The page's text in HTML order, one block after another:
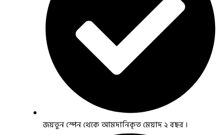
জয়তুন স্পেন থেকে আমদানিকৃত মেয়াদ ২ বছর ।